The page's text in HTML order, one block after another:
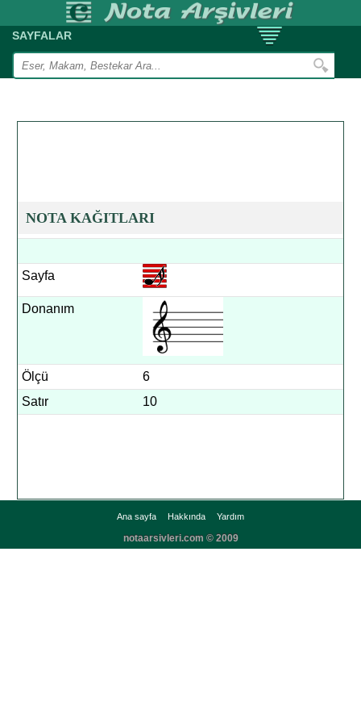
SAYFALAR
NOTA KAĞITLARI
Sayfa
Donanım
Ölçü
6
Satır
10
Ana sayfa Hakkında Yardım
notaarsivleri.com © 2009